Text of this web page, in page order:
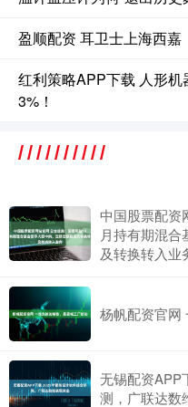
盈顺配资 耳卫士上海西
红利策略APP下载 人形
3%！
中国股票配资
月持有期混
及转换转入业
杨帆配资官网
无锡配资APP
测，广联达数